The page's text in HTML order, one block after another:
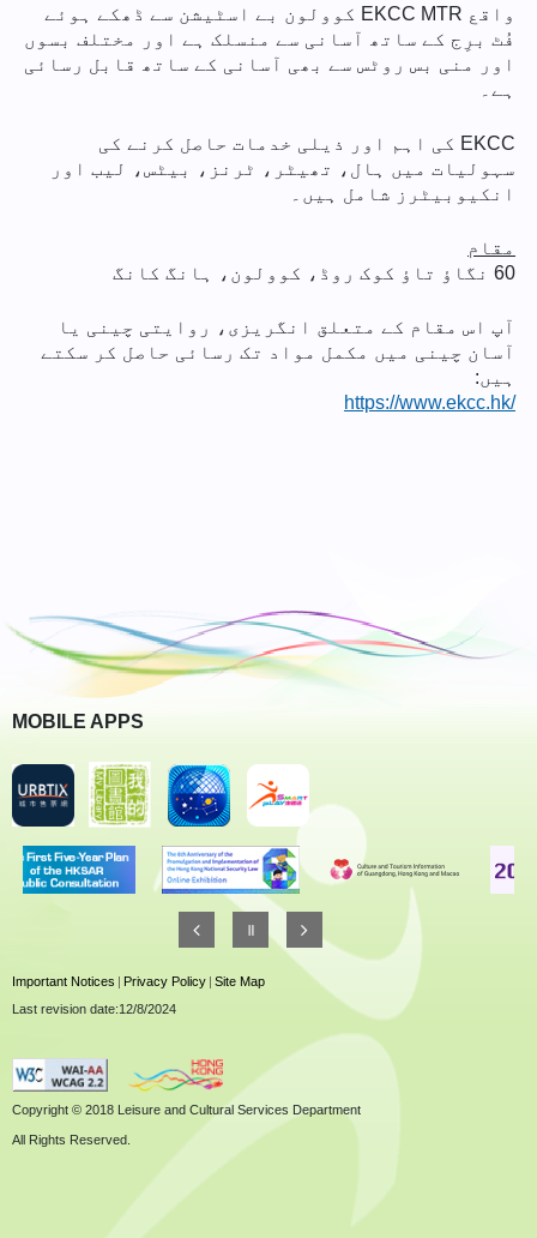
واقع EKCC MTR کوولون بے اسٹیشن سے ڈھکے ہوئے
فُٹ برِج کے ساتھ آسانی سے منسلک ہے اور مختلف بسوں
اور منی بس روٹس سے بھی آسانی کے ساتھ قابل رسائی
ہے۔
EKCC کی اہم اور ذیلی خدمات حاصل کرنے کی
سہولیات میں ہال، تھیٹر، ٹرنز، بیٹس، لیب اور
انکیوبیٹرز شامل ہیں۔
مقام
60 نگاؤ تاؤ کوک روڈ، کوولون، ہانگ کانگ
آپ اس مقام کے متعلق انگریزی، روایتی چینی یا
آسان چینی میں مکمل مواد تک رسائی حاصل کر سکتے
ہیں:
https://www.ekcc.hk/
MOBILE APPS
Important Notices | Privacy Policy | Site Map
Last revision date:12/8/2024
Copyright © 2018 Leisure and Cultural Services Department
All Rights Reserved.